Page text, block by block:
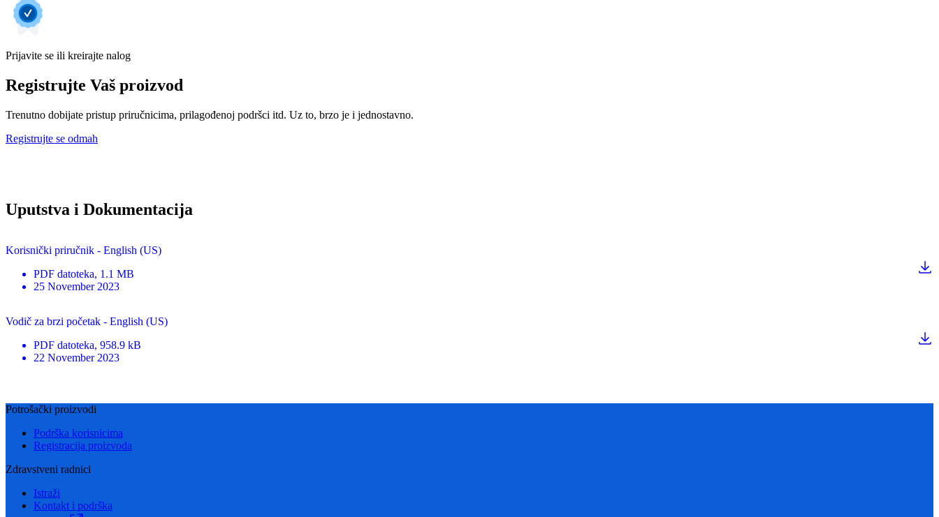
Prijavite se ili kreirajte nalog
Registrujte Vaš proizvod
Trenutno dobijate pristup priručnicima, prilagođenoj podršci itd. Uz to, brzo je i jednostavno.
Registrujte se odmah
Uputstva i Dokumentacija
Korisnički priručnik - English (US)
PDF datoteka, 1.1 MB
25 November 2023
Vodič za brzi početak - English (US)
PDF datoteka, 958.9 kB
22 November 2023
Potrošački proizvodi
Podrška korisnicima
Registracija proizvoda
Zdravstveni radnici
Istraži
Kontakt i podrška